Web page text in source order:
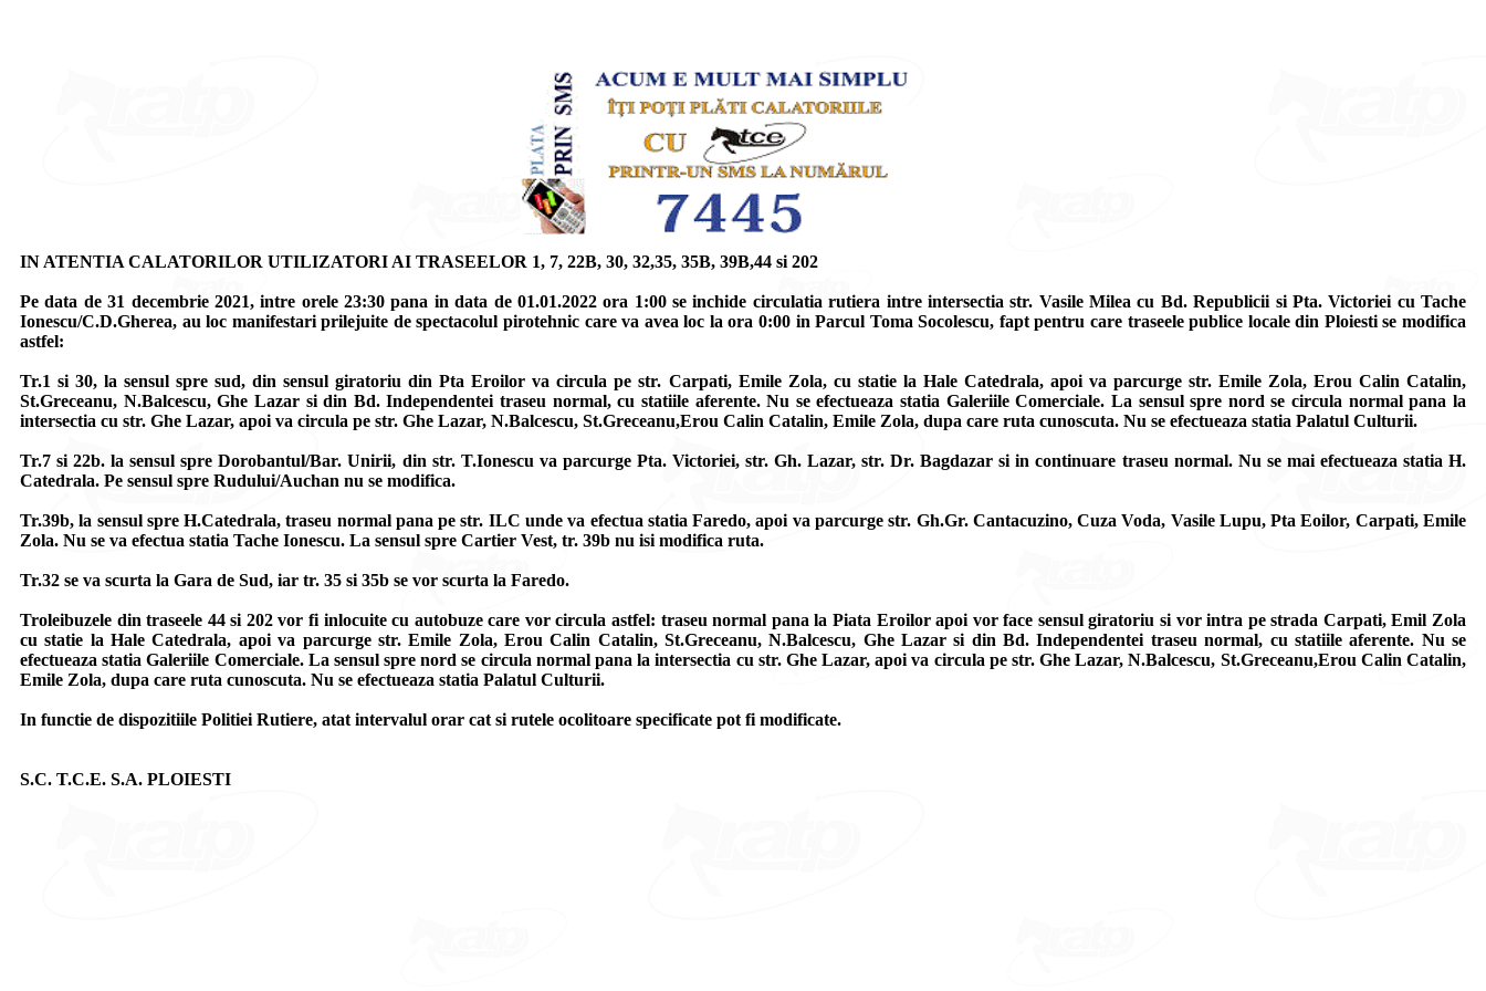
IN ATENTIA CALATORILOR UTILIZATORI AI TRASEELOR 1, 7, 22B, 30, 32,35, 35B, 39B,44 si 202
Pe data de 31 decembrie 2021, intre orele 23:30 pana in data de 01.01.2022 ora 1:00 se inchide circulatia rutiera intre intersectia str. Vasile Milea cu Bd. Republicii si Pta. Victoriei cu Tache
Ionescu/C.D.Gherea, au loc manifestari prilejuite de spectacolul pirotehnic care va avea loc la ora 0:00 in Parcul Toma Socolescu, fapt pentru care traseele publice locale din Ploiesti se modifica
astfel:
Tr.1 si 30, la sensul spre sud, din sensul giratoriu din Pta Eroilor va circula pe str. Carpati, Emile Zola, cu statie la Hale Catedrala, apoi va parcurge str. Emile Zola, Erou Calin Catalin,
St.Greceanu, N.Balcescu, Ghe Lazar si din Bd. Independentei traseu normal, cu statiile aferente. Nu se efectueaza statia Galeriile Comerciale. La sensul spre nord se circula normal pana la
intersectia cu str. Ghe Lazar, apoi va circula pe str. Ghe Lazar, N.Balcescu, St.Greceanu,Erou Calin Catalin, Emile Zola, dupa care ruta cunoscuta. Nu se efectueaza statia Palatul Culturii.
Tr.7 si 22b. la sensul spre Dorobantul/Bar. Unirii, din str. T.Ionescu va parcurge Pta. Victoriei, str. Gh. Lazar, str. Dr. Bagdazar si in continuare traseu normal. Nu se mai efectueaza statia H.
Catedrala. Pe sensul spre Rudului/Auchan nu se modifica.
Tr.39b, la sensul spre H.Catedrala, traseu normal pana pe str. ILC unde va efectua statia Faredo, apoi va parcurge str. Gh.Gr. Cantacuzino, Cuza Voda, Vasile Lupu, Pta Eoilor, Carpati, Emile
Zola. Nu se va efectua statia Tache Ionescu. La sensul spre Cartier Vest, tr. 39b nu isi modifica ruta.
Tr.32 se va scurta la Gara de Sud, iar tr. 35 si 35b se vor scurta la Faredo.
Troleibuzele din traseele 44 si 202 vor fi inlocuite cu autobuze care vor circula astfel: traseu normal pana la Piata Eroilor apoi vor face sensul giratoriu si vor intra pe strada Carpati, Emil Zola
cu statie la Hale Catedrala, apoi va parcurge str. Emile Zola, Erou Calin Catalin, St.Greceanu, N.Balcescu, Ghe Lazar si din Bd. Independentei traseu normal, cu statiile aferente. Nu se
efectueaza statia Galeriile Comerciale. La sensul spre nord se circula normal pana la intersectia cu str. Ghe Lazar, apoi va circula pe str. Ghe Lazar, N.Balcescu, St.Greceanu,Erou Calin Catalin,
Emile Zola, dupa care ruta cunoscuta. Nu se efectueaza statia Palatul Culturii.
In functie de dispozitiile Politiei Rutiere, atat intervalul orar cat si rutele ocolitoare specificate pot fi modificate.
S.C. T.C.E. S.A. PLOIESTI